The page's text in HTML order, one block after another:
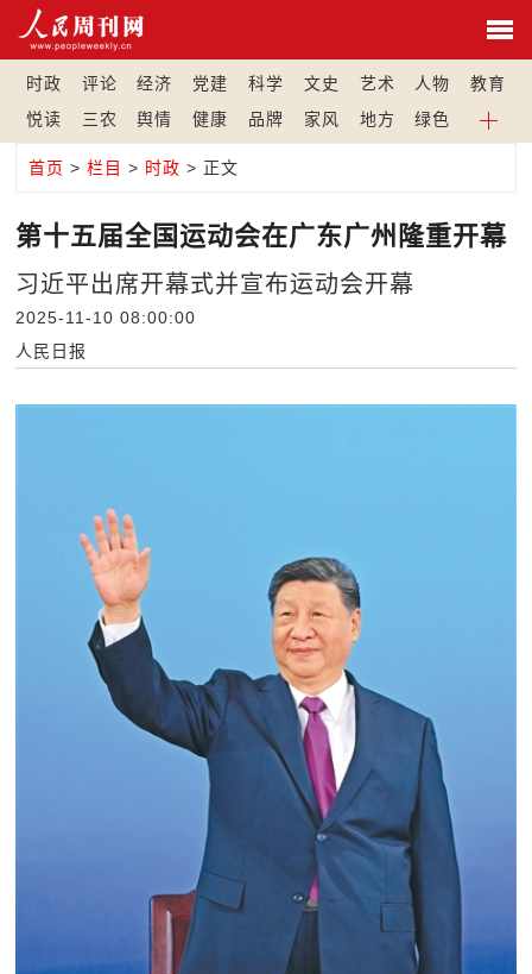
时政 评论 经济 党建 科学 文史 艺术 人物
教育
悦读
三农 舆情 健康 品牌 家风 地方 绿色
首页 >栏目 > 时政 > 正文
第十五届全国运动会在广东广州隆重开幕
习近平出席开幕式并宣布运动会开幕
2025-11-10 08:00:00
人民日报